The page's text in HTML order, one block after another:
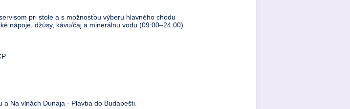
pri stole a s možnosťou výberu hlavného chodu
nápoje, džúsy, kávu/čaj a minerálnu vodu (09:00–24:00)
a Na vlnách Dunaja - Plavba do Budapešti.